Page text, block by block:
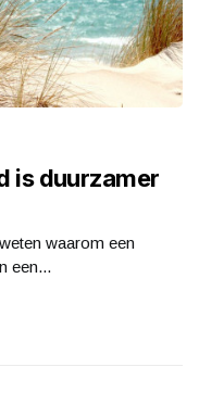
is duurzamer
waarom een
een...